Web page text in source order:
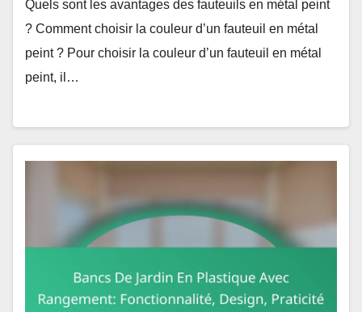
Quels sont les avantages des fauteuils en métal peint
? Comment choisir la couleur d’un fauteuil en métal
peint ? Pour choisir la couleur d’un fauteuil en métal
peint, il…